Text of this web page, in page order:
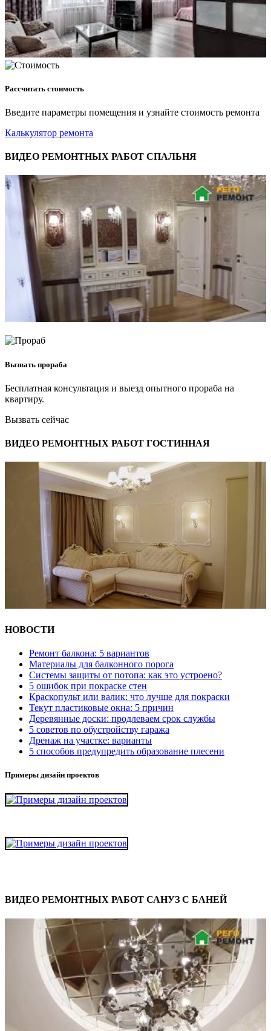
Рассчитать стоимость
Введите параметры помещения и узнайте стоимость ремонта
Калькулятор ремонта
ВИДЕО РЕМОНТНЫХ РАБОТ СПАЛЬНЯ
Вызвать прораба
Бесплатная консультация и выезд опытного прораба на
квартиру.
Вызвать сейчас
ВИДЕО РЕМОНТНЫХ РАБОТ ГОСТИННАЯ
НОВОСТИ
Ремонт балкона: 5 вариантов
Материалы для балконного порога
Системы защиты от потопа: как это устроено?
5 ошибок при покраске стен
Краскопульт или валик: что лучше для покраски
Текут пластиковые окна: 5 причин
Деревянные доски: продлеваем срок службы
5 советов по обустройству гаража
Дренаж на участке: варианты
5 способов предупредить образование плесени
Примеры дизайн проектов
ВИДЕО РЕМОНТНЫХ РАБОТ САНУЗ С БАНЕЙ